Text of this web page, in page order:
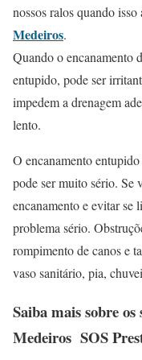
nossos ralos quando
Medeiros.
Quando o encanamento
entupido, pode ser
impedem a drenagem
lento.
O encanamento
pode ser muito sério. Se
encanamento e evitar se
problema sério.
rompimento de canos e
vaso sanitário, pia,
Saiba mais sobre os
Medeiros SOS